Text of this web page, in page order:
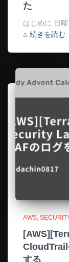
た
はじめに 日
a 続きを読む
AWS
CloudTrail
する